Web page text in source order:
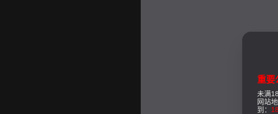
重要
未满
网站
到：